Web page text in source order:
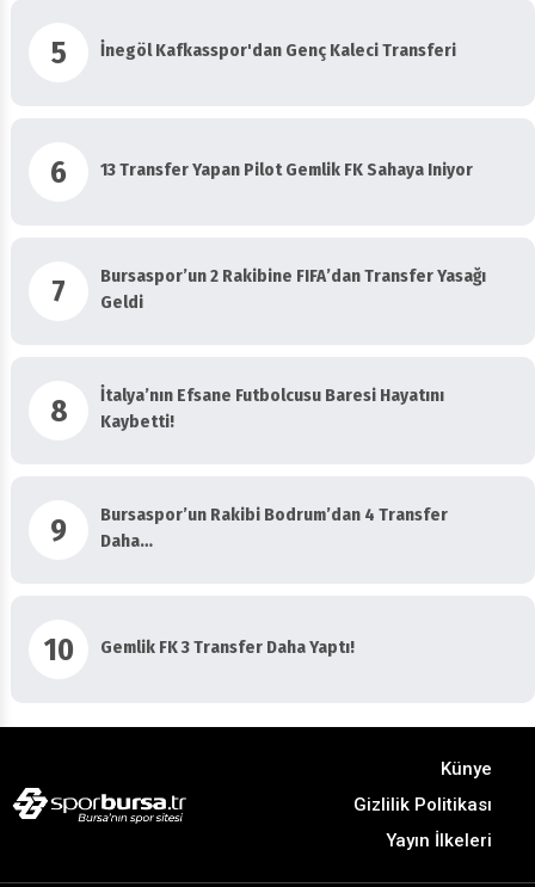
5 İnegöl Kafkasspor'dan Genç Kaleci Transferi
6 13 Transfer Yapan Pilot Gemlik FK Sahaya Iniyor
7
Bursaspor’un 2 Rakibine FIFA’dan Transfer Yasağı
Geldi
8
İtalya’nın Efsane Futbolcusu Baresi Hayatını
Kaybetti!
9
Bursaspor’un Rakibi Bodrum’dan 4 Transfer
Daha…
10 Gemlik FK 3 Transfer Daha Yaptı!
Künye
Gizlilik Politikası
Yayın İlkeleri